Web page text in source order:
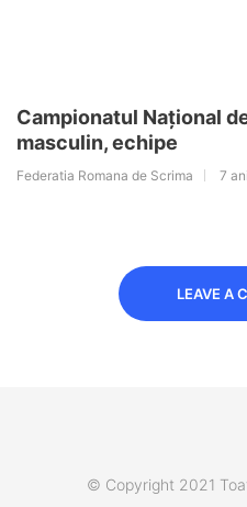
Campionatul Național
masculin, echipe
Federatia Romana de Scrima 7 ani
LEAVE A
© Copyright 2021